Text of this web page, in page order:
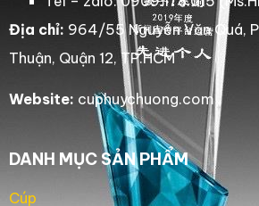
Địa chỉ: 964/55 Nguyễn Văn Quá,
Thuận, Quận 12, TP.HCM
Website: cuphuychuong.com
DANH MỤC SẢN PHẨM
Cúp